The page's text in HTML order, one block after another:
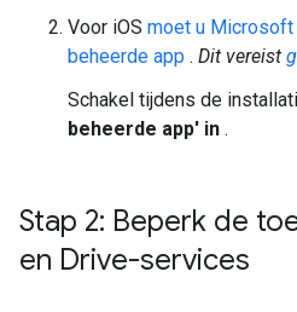
Voor iOS moet u
beheerde app . Dit vereist
Schakel tijdens de
beheerde app' in .
Stap 2: Beperk de
en Drive-services